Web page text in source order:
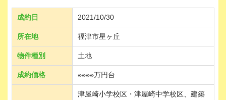
成約日 2021/10/30
所在地 福津市星ヶ丘
物件種別 土地
成約価格 ※※※※万円台
津屋崎小学校区・津屋崎中学校区、建築